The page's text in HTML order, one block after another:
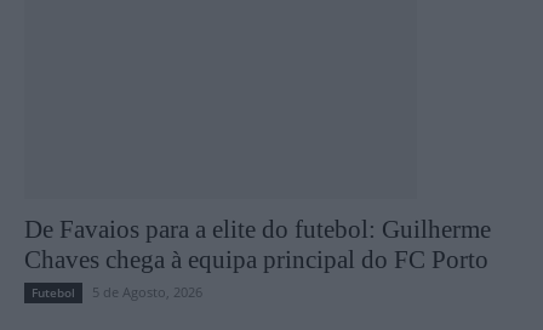
De Favaios para a elite do futebol: Guilherme
Chaves chega à equipa principal do FC Porto
Futebol 5 de Agosto, 2026